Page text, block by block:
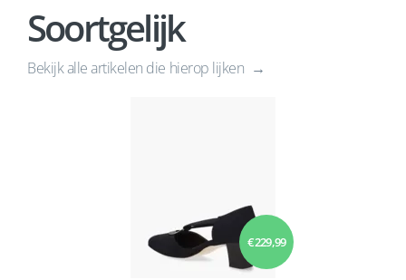
Soortgelijk
Bekijk alle artikelen die hierop lijken
€ 229,99